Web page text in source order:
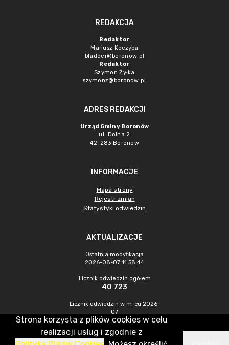
REDAKCJA
Redaktor
Mariusz Koczyba
bladder@boronow.pl
Redaktor
Szymon Żyłka
szymonz@boronow.pl
ADRES REDAKCJI
Urząd Gminy Boronów
ul. Dolna 2
42-283 Boronów
INFORMACJE
Mapa strony
Rejestr zmian
Statystyki odwiedzin
AKTUALIZACJE
Ostatnia modyfikacja
2026-08-07 11:58:44
Licznik odwiedzin ogółem
40 723
Licznik odwiedzin w m-cu 2026-
07
360
CMS & Hosting: Nefeni Sp. z o.o.
Strona korzysta z plików cookies w celu
realizacji usług i zgodnie z